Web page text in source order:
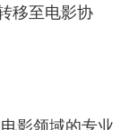
移至电影协